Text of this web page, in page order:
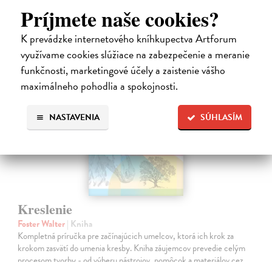
Príjmete naše cookies?
K prevádzke internetového kníhkupectva Artforum
využívame cookies slúžiace na zabezpečenie a meranie
funkčnosti, marketingové účely a zaistenie vášho
maximálneho pohodlia a spokojnosti.
SÚHLASÍM
NASTAVENIA
28,90 €
Kreslenie
Foster Walter| Kniha
Kompletná príručka pre začínajúcich umelcov, ktorá ich krok za
krokom zasvätí do umenia kresby. Kniha záujemcov prevedie celým